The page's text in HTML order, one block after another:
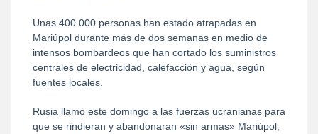
Unas 400.000 personas han estado atrapadas en
Mariúpol durante más de dos semanas en medio de
intensos bombardeos que han cortado los suministros
centrales de electricidad, calefacción y agua, según
fuentes locales.
Rusia llamó este domingo a las fuerzas ucranianas para
que se rindieran y abandonaran «sin armas» Mariúpol,